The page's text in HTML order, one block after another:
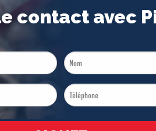
contact avec
Last
Name
*
Téléphone